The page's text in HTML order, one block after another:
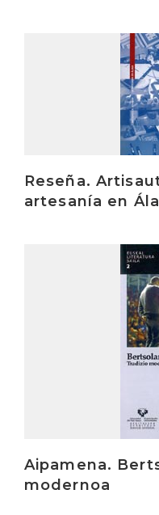
Reseña.
artesanía en
Aipamena.
modernoa